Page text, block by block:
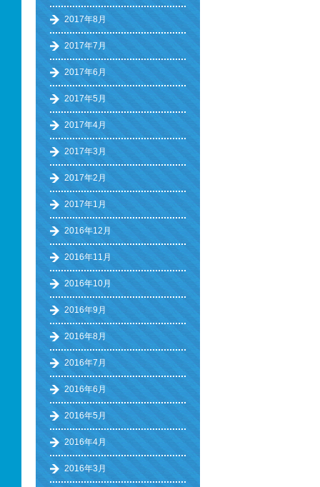
2017年8月
2017年7月
2017年6月
2017年5月
2017年4月
2017年3月
2017年2月
2017年1月
2016年12月
2016年11月
2016年10月
2016年9月
2016年8月
2016年7月
2016年6月
2016年5月
2016年4月
2016年3月